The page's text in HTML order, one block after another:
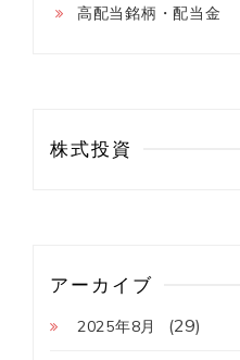
高配当銘柄・配当金
株式投資
アーカイブ
2025年8月 (29)